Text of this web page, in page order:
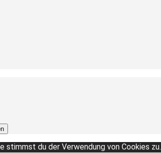
stimmst du der Verwendung von Cookies zu.